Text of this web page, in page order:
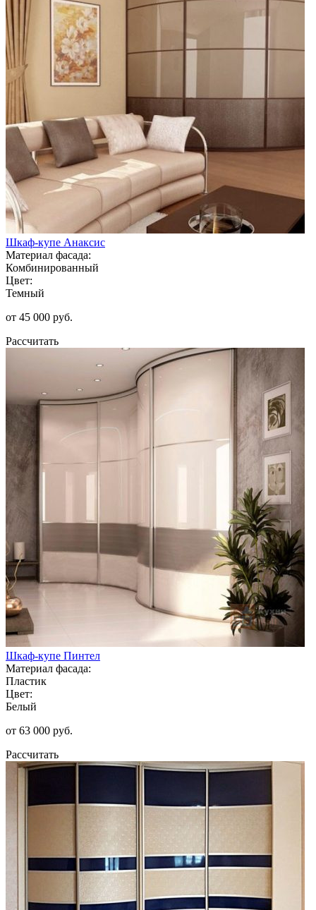
Шкаф-купе Анаксис
Материал фасада:
Комбинированный
Цвет:
Темный
от 45 000 руб.
Рассчитать
Шкаф-купе Пинтел
Материал фасада:
Пластик
Цвет:
Белый
от 63 000 руб.
Рассчитать